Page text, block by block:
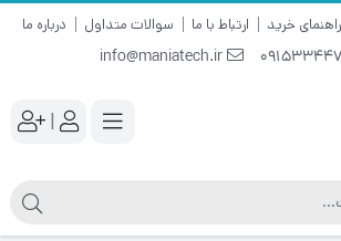
راهنمای خرید ارتباط با ما سوالات متداول درباره ما
info@maniatech.ir
|